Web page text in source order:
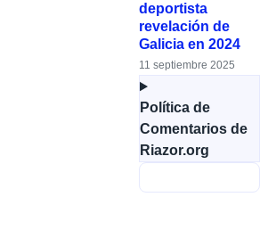
deportista
revelación de
Galicia en 2024
11 septiembre 2025
Política de
Comentarios de
Riazor.org